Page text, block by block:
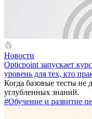
Новости
Opticpoint запускает
уровень для тех, кто
Когда базовые тесты не
углубленных знаний.
#Обучение и развитие